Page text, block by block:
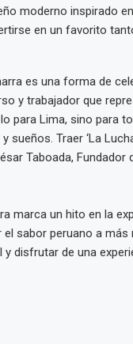
moderno inspirado
en un favorito
es una forma de
y trabajador que
para Lima, sino para
Traer ‘La
Taboada, Fundador
marca un hito en la
sabor peruano a más
disfrutar de una